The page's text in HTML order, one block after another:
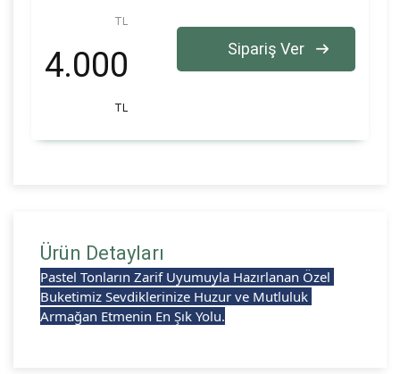
TL
4.000
TL
Sipariş Ver
Ürün Detayları
Pastel Tonların Zarif Uyumuyla Hazırlanan Özel
Buketimiz Sevdiklerinize Huzur ve Mutluluk
Armağan Etmenin En Şık Yolu.